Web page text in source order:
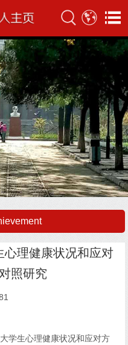
心理健康状况和应对
照研究
学生心理健康状况和应对方